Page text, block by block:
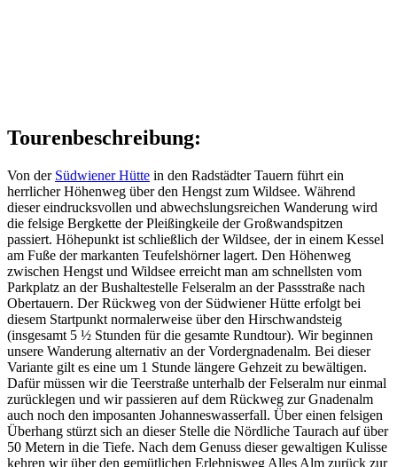
Tourenbeschreibung:
Von der Südwiener Hütte in den Radstädter Tauern führt ein
herrlicher Höhenweg über den Hengst zum Wildsee. Während
dieser eindrucksvollen und abwechslungsreichen Wanderung wird
die felsige Bergkette der Pleißingkeile der Großwandspitzen
passiert. Höhepunkt ist schließlich der Wildsee, der in einem Kessel
am Fuße der markanten Teufelshörner lagert. Den Höhenweg
zwischen Hengst und Wildsee erreicht man am schnellsten vom
Parkplatz an der Bushaltestelle Felseralm an der Passstraße nach
Obertauern. Der Rückweg von der Südwiener Hütte erfolgt bei
diesem Startpunkt normalerweise über den Hirschwandsteig
(insgesamt 5 ½ Stunden für die gesamte Rundtour). Wir beginnen
unsere Wanderung alternativ an der Vordergnadenalm. Bei dieser
Variante gilt es eine um 1 Stunde längere Gehzeit zu bewältigen.
Dafür müssen wir die Teerstraße unterhalb der Felseralm nur einmal
zurücklegen und wir passieren auf dem Rückweg zur Gnadenalm
auch noch den imposanten Johanneswasserfall. Über einen felsigen
Überhang stürzt sich an dieser Stelle die Nördliche Taurach auf über
50 Metern in die Tiefe. Nach dem Genuss dieser gewaltigen Kulisse
kehren wir über den gemütlichen Erlebnisweg Alles Alm zurück zur